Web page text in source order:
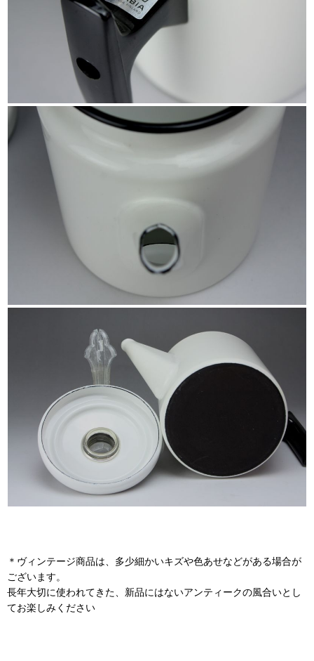
＊ヴィンテージ商品は、多少細かいキズや色あせなどがある場合が
ございます。
長年大切に使われてきた、新品にはないアンティークの風合いとし
てお楽しみください